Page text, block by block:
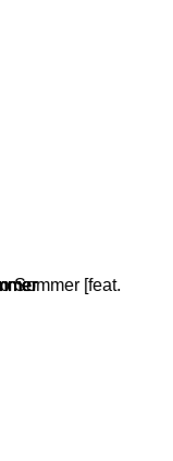
Sommer [feat.